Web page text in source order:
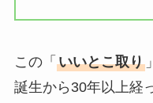
この「 いいとこ取り
誕生から30年以上経